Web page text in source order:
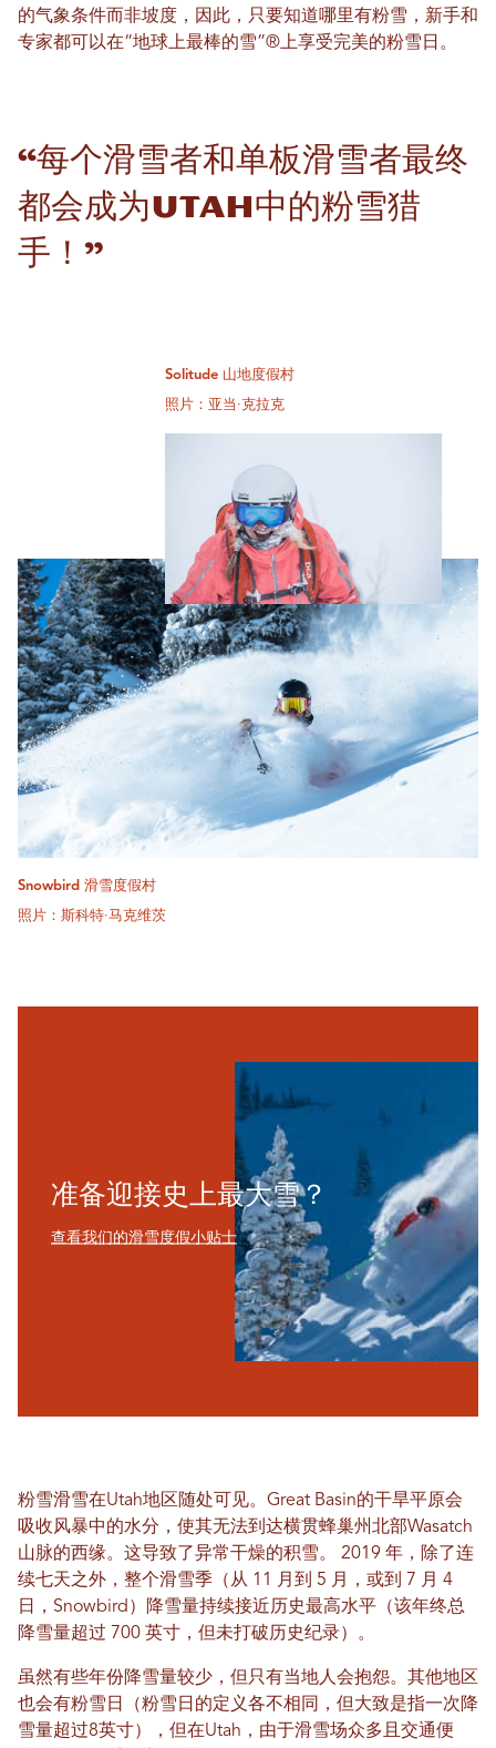
的气象条件而非坡度，因此，只要知道哪里有粉雪，新手和
专家都可以在“地球上最棒的雪”®上享受完美的粉雪日。
“每个滑雪者和单板滑雪者最终
都会成为Utah中的粉雪猎
手！”
Solitude 山地度假村
照片：亚当·克拉克
Snowbird 滑雪度假村
照片：斯科特·马克维茨
准备迎接史上最大雪？
查看我们的滑雪度假小贴士
粉雪滑雪在Utah地区随处可见。Great Basin的干旱平原会
吸收风暴中的水分，使其无法到达横贯蜂巢州北部Wasatch
山脉的西缘。这导致了异常干燥的积雪。 2019 年，除了连
续七天之外，整个滑雪季（从 11 月到 5 月，或到 7 月 4
日，Snowbird）降雪量持续接近历史最高水平（该年终总
降雪量超过 700 英寸，但未打破历史纪录）。
虽然有些年份降雪量较少，但只有当地人会抱怨。其他地区
也会有粉雪日（粉雪日的定义各不相同，但大致是指一次降
雪量超过8英寸），但在Utah，由于滑雪场众多且交通便